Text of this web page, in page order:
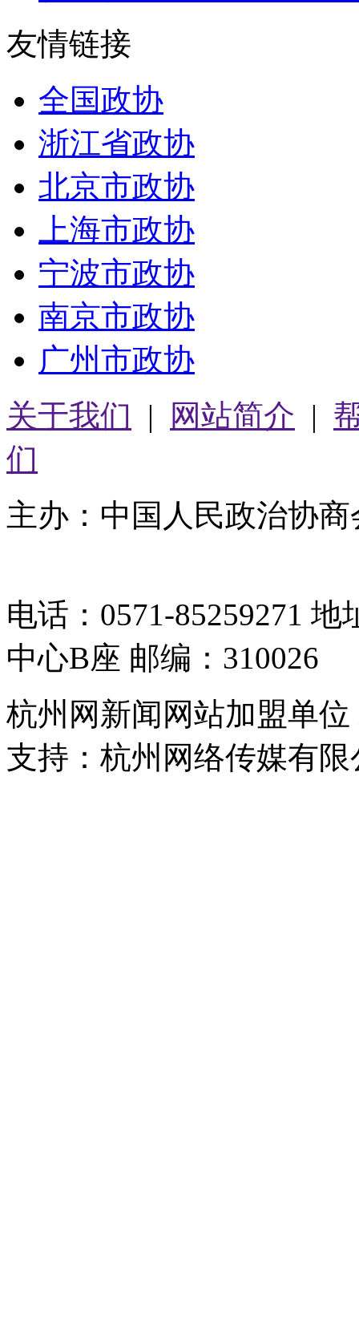
友情链接
全国政协
浙江省政协
北京市政协
上海市政协
宁波市政协
南京市政协
广州市政协
关于我们 | 网站简介 |
们
主办：中国人民政治协
电话：0571-85259271
中心B座 邮编：310026
杭州网新闻网站加盟单
支持：杭州网络传媒有限